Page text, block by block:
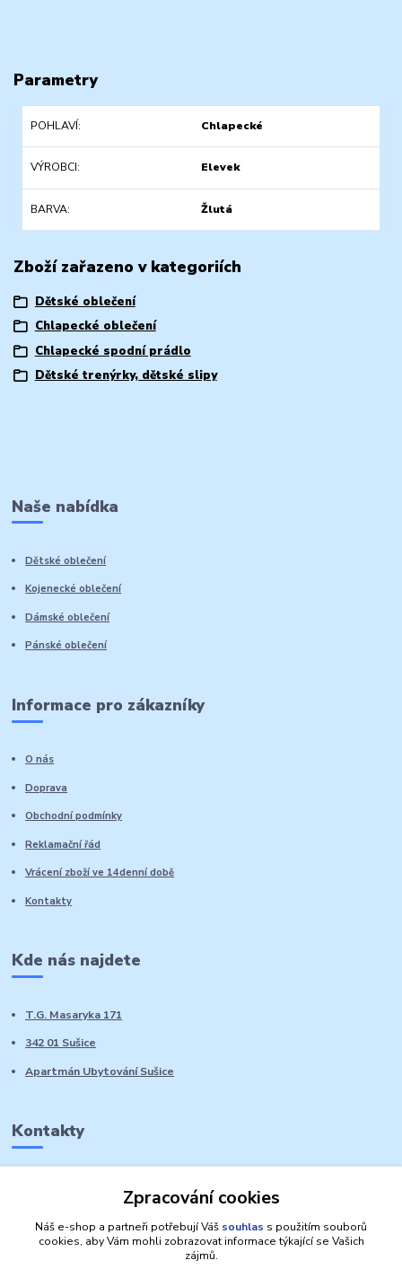
Parametry
POHLAVÍ Chlapecké
VÝROBCI Elevek
BARVA Žlutá
Zboží zařazeno v kategoriích
Dětské oblečení
Chlapecké oblečení
Chlapecké spodní prádlo
Dětské trenýrky, dětské slipy
Naše nabídka
Dětské oblečení
Kojenecké oblečení
Dámské oblečení
Pánské oblečení
Informace pro zákazníky
O nás
Doprava
Obchodní podmínky
Reklamační řád
Vrácení zboží ve 14denní době
Kontakty
Kde nás najdete
T.G. Masaryka 171
342 01 Sušice
Apartmán Ubytování Sušice
Kontakty
Zpracování cookies
Náš e-shop a partneři potřebují Váš souhlas s použitím souborů
cookies, aby Vám mohli zobrazovat informace týkající se Vašich
zájmů.